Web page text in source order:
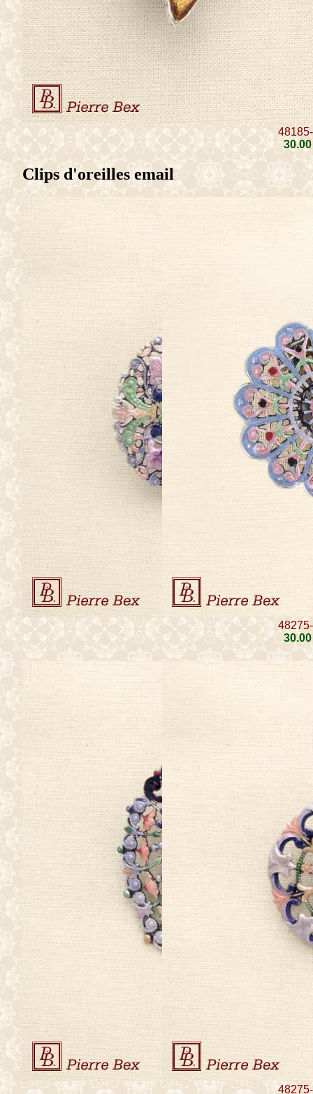
30.00
Clips d'oreilles email
30.00